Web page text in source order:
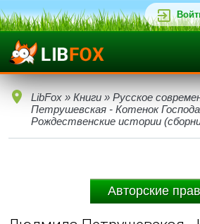
LibFox » Книги » Русское
Петрушевская - Котенок
Рождественские истории
Авторские